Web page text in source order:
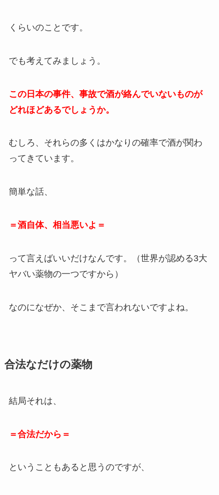
くらいのことです。
でも考えてみましょう。
この日本の事件、事故で酒が絡んでいないものが
どれほどあるでしょうか。
むしろ、それらの多くはかなりの確率で酒が関わ
ってきています。
簡単な話、
＝酒自体、相当悪いよ＝
って言えばいいだけなんです。（世界が認める3大
ヤバい薬物の一つですから）
なのになぜか、そこまで言われないですよね。
合法なだけの薬物
結局それは、
＝合法だから＝
ということもあると思うのですが、